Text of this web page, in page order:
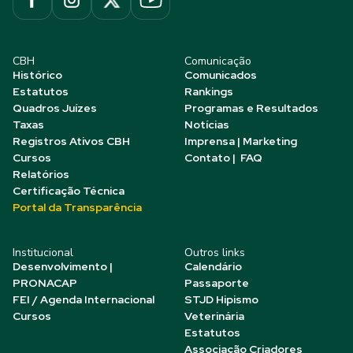
CBH
Histórico
Estatutos
Quadros Juízes
Taxas
Registros Ativos CBH
Cursos
Relatórios
Certificação Técnica
Portal da Transparência
Comunicação
Comunicados
Rankings
Programas e Resultados
Notícias
Imprensa | Marketing
Contato | FAQ
Institucional
Desenvolvimento |
PRONACAP
FEI / Agenda Internacional
Cursos
Outros links
Calendário
Passaporte
STJD Hipismo
Veterinária
Estatutos
Associação Criadores